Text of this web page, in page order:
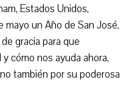
Estados Unidos,
mayo un Año de San José,
gracia para que
cómo nos ayuda ahora,
también por su poderosa